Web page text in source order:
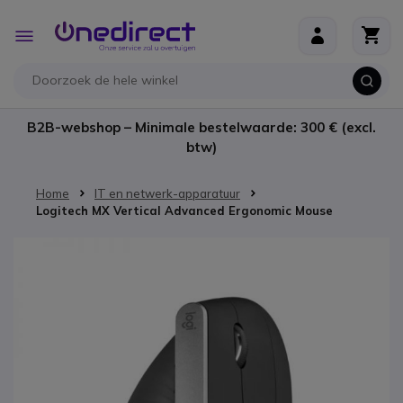
Toggle
Nav
B2B-webshop – Minimale bestelwaarde: 300 € (excl.
btw)
Home
IT en netwerk-apparatuur
Logitech MX Vertical Advanced Ergonomic Mouse